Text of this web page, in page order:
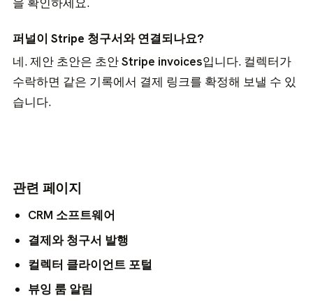
퍼널이 Stripe 청구서와 연결되나요?
네. 제안 초안은 초안Stripe invoices입니다. 컬렉터가
수락하면 같은 기록에서 결제 링크를 확정해 보낼 수 있
습니다.
관련 페이지
CRM 소프트웨어
결제와 청구서 발행
컬렉터 클라이언트 포털
뷰잉 룸 알림